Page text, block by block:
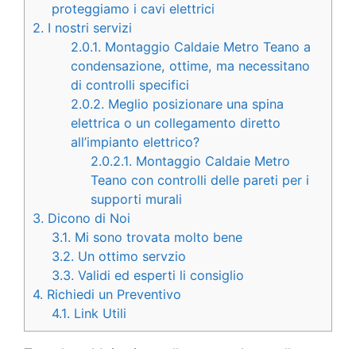
proteggiamo i cavi elettrici
2. I nostri servizi
2.0.1. Montaggio Caldaie Metro Teano a
condensazione, ottime, ma necessitano
di controlli specifici
2.0.2. Meglio posizionare una spina
elettrica o un collegamento diretto
all’impianto elettrico?
2.0.2.1. Montaggio Caldaie Metro
Teano con controlli delle pareti per i
supporti murali
3. Dicono di Noi
3.1. Mi sono trovata molto bene
3.2. Un ottimo servzio
3.3. Validi ed esperti li consiglio
4. Richiedi un Preventivo
4.1. Link Utili